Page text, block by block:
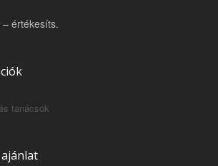
értékesíts.
tanácsok